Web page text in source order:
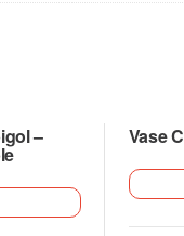
– Vase